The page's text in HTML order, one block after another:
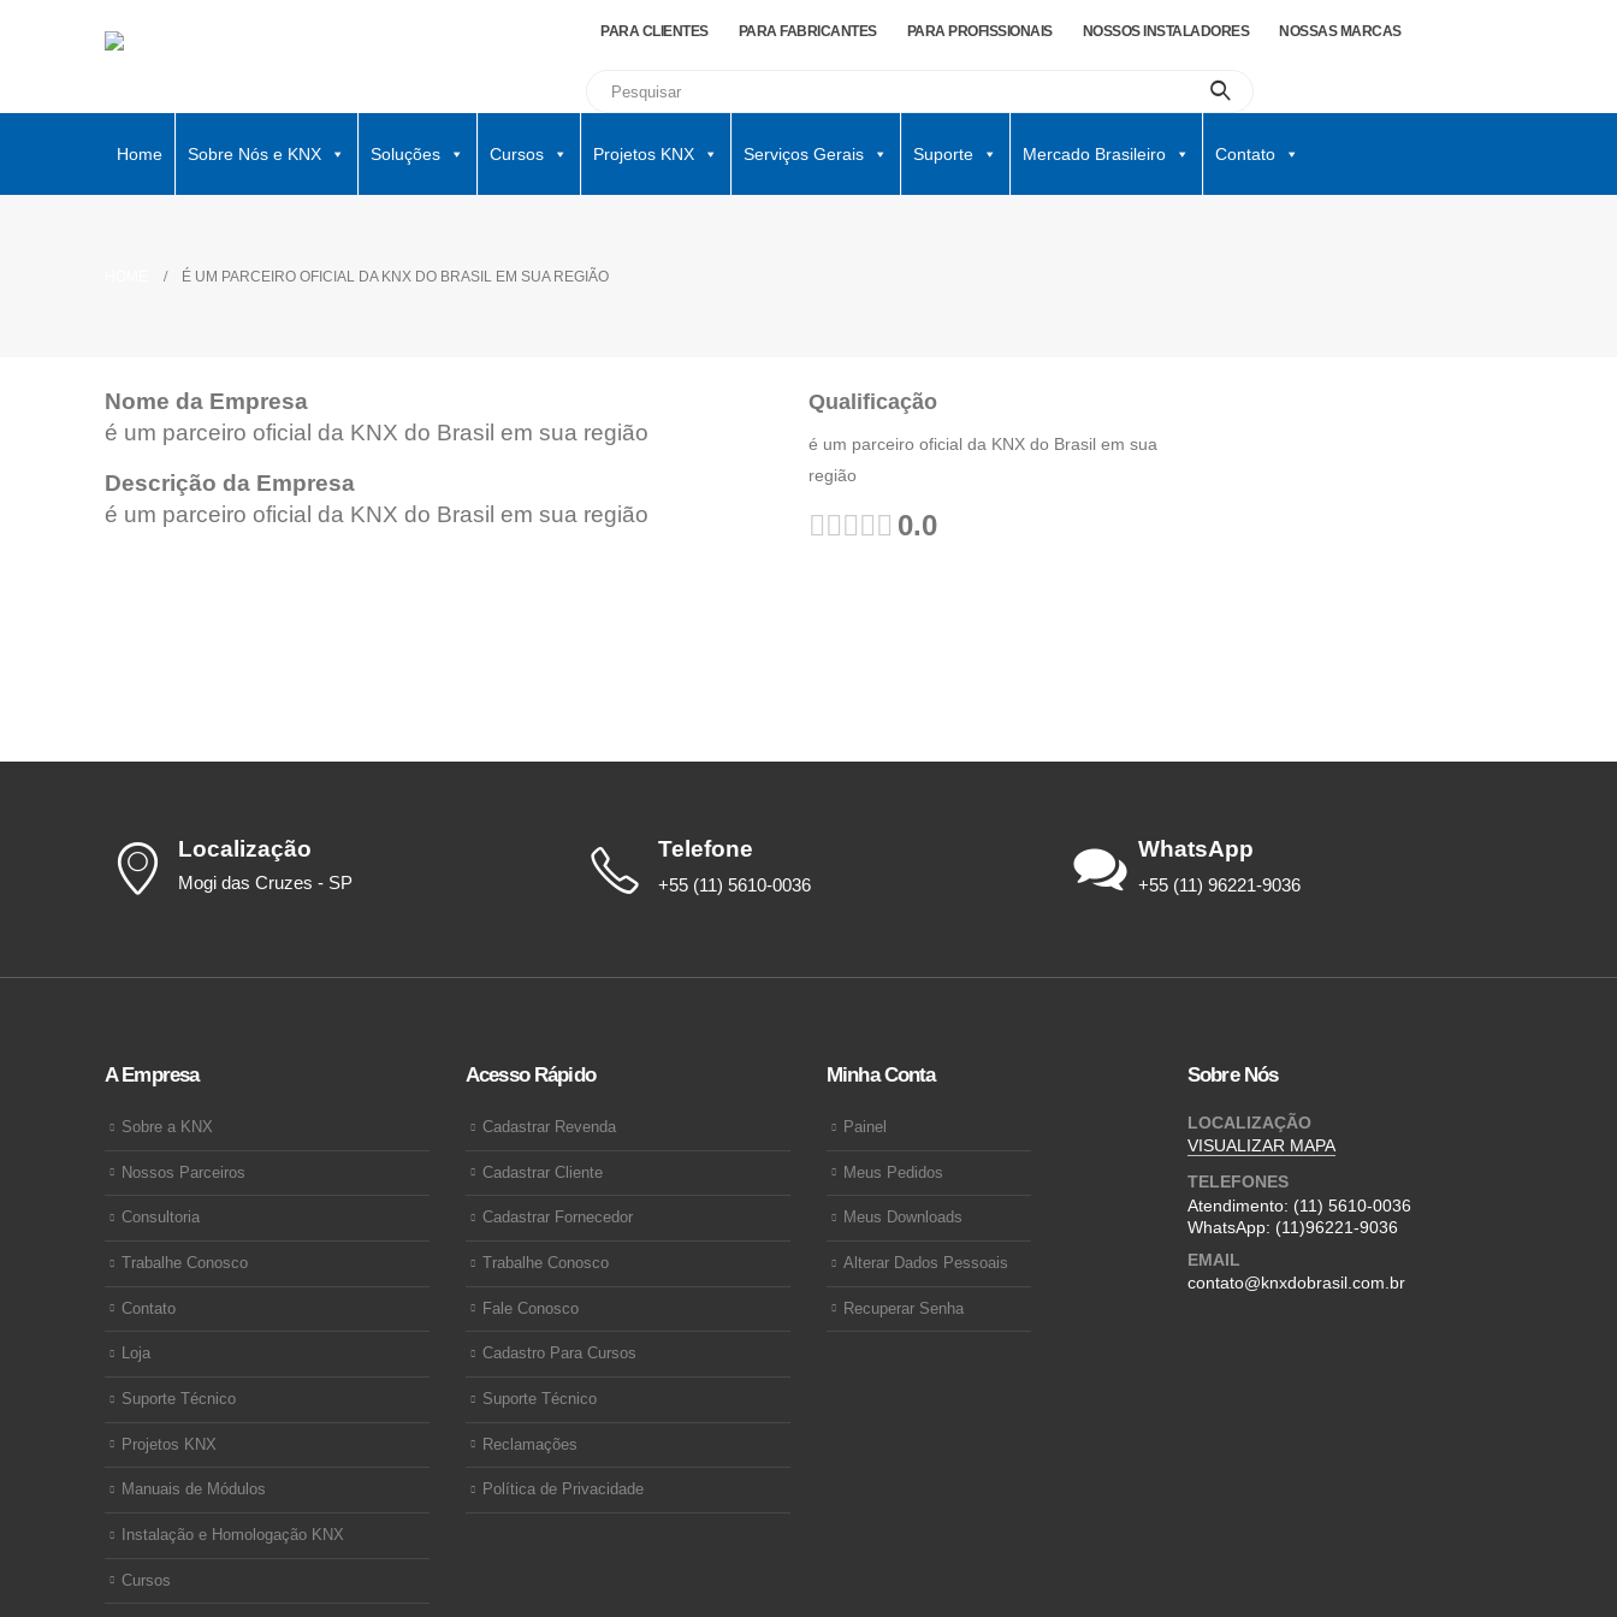
PARA CLIENTES PARA FABRICANTES PARA PROFISSIONAIS NOSSOS INSTALADORES NOSSAS MARCAS
Home Sobre Nós e KNX Soluções Cursos Projetos KNX Serviços Gerais Suporte Mercado Brasileiro Contato
É UM PARCEIRO OFICIAL DA KNX DO BRASIL EM SUA REGIÃO
Nome da Empresa
é um parceiro oficial da KNX do Brasil em sua região
Descrição da Empresa
é um parceiro oficial da KNX do Brasil em sua região
Qualificação
é um parceiro oficial da KNX do Brasil em sua
região
0.0
Localização
Mogi das Cruzes - SP
Telefone
+55 (11) 5610-0036
WhatsApp
+55 (11) 96221-9036
A Empresa
Sobre a KNX
Nossos Parceiros
Consultoria
Trabalhe Conosco
Contato
Loja
Suporte Técnico
Projetos KNX
Manuais de Módulos
Instalação e Homologação KNX
Cursos
Acesso Rápido
Cadastrar Revenda
Cadastrar Cliente
Cadastrar Fornecedor
Trabalhe Conosco
Fale Conosco
Cadastro Para Cursos
Suporte Técnico
Reclamações
Política de Privacidade
Minha Conta
Painel
Meus Pedidos
Meus Downloads
Alterar Dados Pessoais
Recuperar Senha
Sobre Nós
LOCALIZAÇÃO
VISUALIZAR MAPA
TELEFONES
Atendimento: (11) 5610-0036
WhatsApp: (11)96221-9036
EMAIL
contato@knxdobrasil.com.br